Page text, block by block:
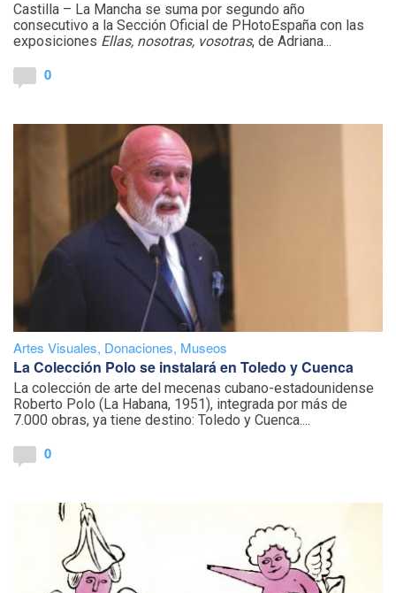
Castilla – La Mancha se suma por segundo año
consecutivo a la Sección Oficial de PHotoEspaña con las
exposiciones Ellas, nosotras, vosotras, de Adriana...
0
Artes Visuales, Donaciones, Museos
La Colección Polo se instalará en Toledo y Cuenca
La colección de arte del mecenas cubano-estadounidense
Roberto Polo (La Habana, 1951), integrada por más de
7.000 obras, ya tiene destino: Toledo y Cuenca....
0